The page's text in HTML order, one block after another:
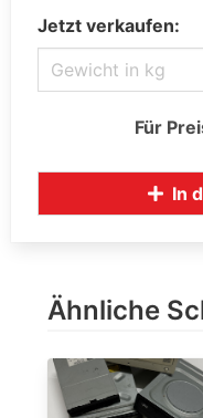
Jetzt verkaufen:
Für
Ähnliche